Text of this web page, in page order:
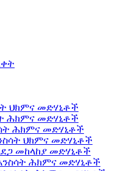
ህክምና መድሃኒቶች
ሕክምና መድሃኒቶች
ሕክምና መድሃኒቶች
ህክምና መድሃኒቶች
መከላከያ መድሃኒቶች
ሕክምና መድሃኒቶች